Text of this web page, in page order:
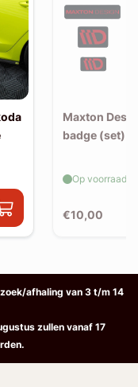
Maxton
badge (set)
€10,00
Op voorraad
afhaling van 3 t/m 14
zullen vanaf 17